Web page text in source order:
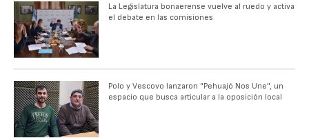
La Legislatura bonaerense vuelve al ruedo y activa
el debate en las comisiones
Polo y Vescovo lanzaron "Pehuajó Nos Une", un
espacio que busca articular a la oposición local